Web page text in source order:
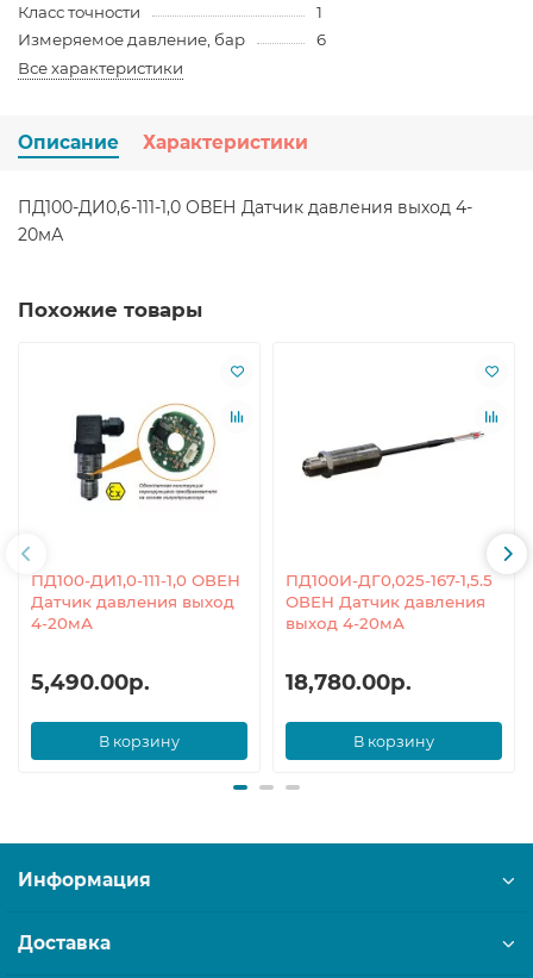
Класс точности
1
Измеряемое давление, бар
6
Все характеристики
Описание Характеристики
ПД100-ДИ0,6-111-1,0 ОВЕН Датчик давления выход 4-
20мА
Похожие товары
ПД100-ДИ1,0-111-1,0 ОВЕН
Датчик давления выход
4-20мА
5,490.00р.
В корзину
ПД100И-ДГ0,025-167-1,5.5
ОВЕН Датчик давления
выход 4-20мА
18,780.00р.
В корзину
Информация
Доставка